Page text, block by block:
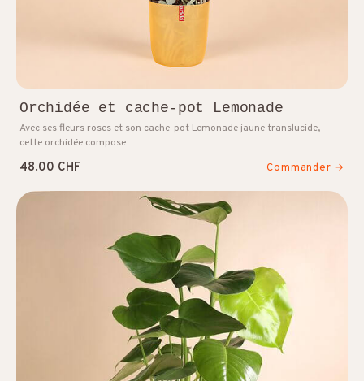
Orchidée et cache-pot Lemonade
Avec ses fleurs roses et son cache-pot Lemonade jaune translucide,
cette orchidée compose…
48.00 CHF Commander →